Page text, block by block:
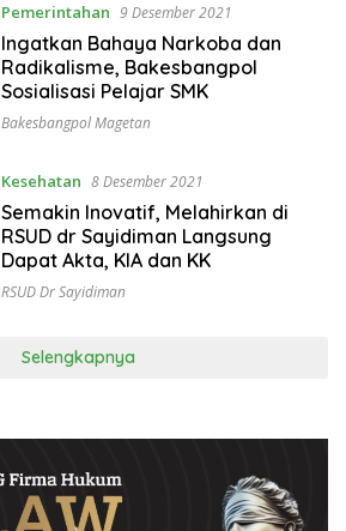
Pemerintahan 9 Desember 2021
Ingatkan Bahaya Narkoba dan
Radikalisme, Bakesbangpol
Sosialisasi Pelajar SMK
Bakesbangpol Magetan
Kesehatan 8 Desember 2021
Semakin Inovatif, Melahirkan di
RSUD dr Sayidiman Langsung
Dapat Akta, KIA dan KK
RSUD Dr Sayidiman
Selengkapnya